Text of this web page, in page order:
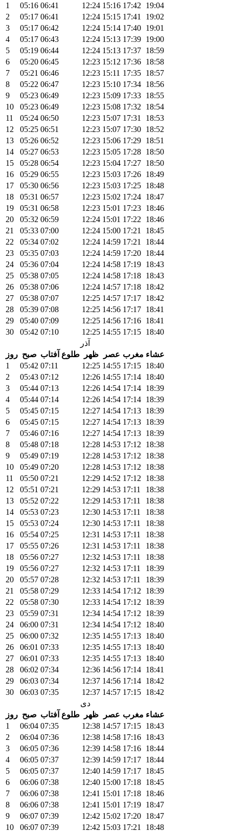
1
05:16 06:41 12:24 15:16 17:42
19:04
2
05:17 06:41 12:24 15:15 17:41
19:02
3
05:17 06:42 12:24 15:14 17:40 19:01
4
05:17 06:43 12:24 15:13 17:39 19:00
5
05:19 06:44 12:24 15:13 17:37 18:59
6
05:20 06:45 12:23 15:12 17:36 18:58
7
05:21 06:46 12:23 15:11 17:35 18:57
8
05:22 06:47 12:23 15:10 17:34 18:56
9
05:23 06:49 12:23 15:09 17:33 18:55
10
05:23 06:49 12:23 15:08 17:32
18:54
11
05:24 06:50 12:23 15:07 17:31
18:53
12
05:25 06:51 12:23 15:07 17:30 18:52
13
05:26 06:52 12:23 15:06 17:29 18:51
14
05:27 06:53 12:23 15:05 17:28 18:50
15
05:28 06:54 12:23 15:04 17:27 18:50
16
05:29 06:55 12:23 15:03 17:26 18:49
17
05:30 06:56 12:23 15:03 17:25 18:48
18
05:31 06:57 12:23 15:02 17:24 18:47
19
05:31 06:58 12:23 15:01 17:23 18:46
20
05:32 06:59 12:24 15:01 17:22
18:46
21
05:33 07:00 12:24 15:00 17:21
18:45
22
05:34 07:02 12:24 14:59 17:21
18:44
23
05:35 07:03 12:24 14:59 17:20 18:44
24
05:36 07:04 12:24 14:58 17:19 18:43
25
05:38 07:05 12:24 14:58 17:18 18:43
26
05:38 07:06 12:24 14:57 17:18 18:42
27
05:38 07:07 12:25 14:57 17:17 18:42
28
05:39 07:08 12:25 14:56 17:17 18:41
29
05:40 07:09 12:25 14:56 17:16 18:41
30
05:42 07:10 12:25 14:55 17:15 18:40
آذر
روز صبح طلوع آفتاب ظهر عصر مغرب عشاء
1
05:42 07:11 12:25 14:55 17:15 18:40
2
05:43 07:12 12:26 14:55 17:14 18:40
3
05:44 07:13 12:26 14:54 17:14 18:39
4
05:44 07:14 12:26 14:54 17:14 18:39
5
05:45 07:15 12:27 14:54 17:13 18:39
6
05:45 07:15 12:27 14:54 17:13 18:39
7
05:46 07:16 12:27 14:54 17:13 18:39
8
05:48 07:18 12:28 14:53 17:12
18:38
9
05:49 07:19 12:28 14:53 17:12
18:38
10
05:49 07:20 12:28 14:53 17:12
18:38
11
05:50 07:21 12:29 14:52 17:12
18:38
12
05:51 07:21 12:29 14:53 17:11
18:38
13
05:52 07:22 12:29 14:53 17:11
18:38
14
05:53 07:23 12:30 14:53 17:11
18:38
15
05:53 07:24 12:30 14:53 17:11
18:38
16
05:54 07:25 12:31 14:53 17:11
18:38
17
05:55 07:26 12:31 14:53 17:11
18:38
18
05:56 07:27 12:32 14:53 17:11
18:38
19
05:56 07:27 12:32 14:53 17:11
18:39
20
05:57 07:28 12:32 14:53 17:11
18:39
21
05:58 07:29 12:33 14:54 17:12
18:39
22
05:58 07:30 12:33 14:54 17:12
18:39
23
05:59 07:31 12:34 14:54 17:12
18:39
24
06:00 07:31 12:34 14:54 17:12
18:40
25
06:00 07:32 12:35 14:55 17:13 18:40
26
06:01 07:33 12:35 14:55 17:13 18:40
27
06:01 07:33 12:35 14:55 17:13 18:40
28
06:02 07:34 12:36 14:56 17:14 18:41
29
06:03 07:34 12:37 14:56 17:14 18:42
30
06:03 07:35 12:37 14:57 17:15 18:42
دی
روز صبح طلوع آفتاب ظهر عصر مغرب عشاء
1
06:04 07:35 12:38 14:57 17:15 18:43
2
06:04 07:36 12:38 14:58 17:16 18:43
3
06:05 07:36 12:39 14:58 17:16 18:44
4
06:05 07:37 12:39 14:59 17:17 18:44
5
06:05 07:37 12:40 14:59 17:17 18:45
6
06:06 07:38 12:40 15:00 17:18 18:45
7
06:06 07:38 12:41 15:01 17:18 18:46
8
06:06 07:38 12:41 15:01 17:19 18:47
9
06:07 07:39 12:42 15:02 17:20 18:47
10
06:07 07:39 12:42 15:03 17:21
18:48